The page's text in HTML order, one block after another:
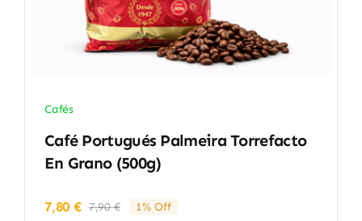
Cafés
Café Portugués Palmeira Torrefacto
En Grano (500g)
7,90€El
7,80€
El
1% Off